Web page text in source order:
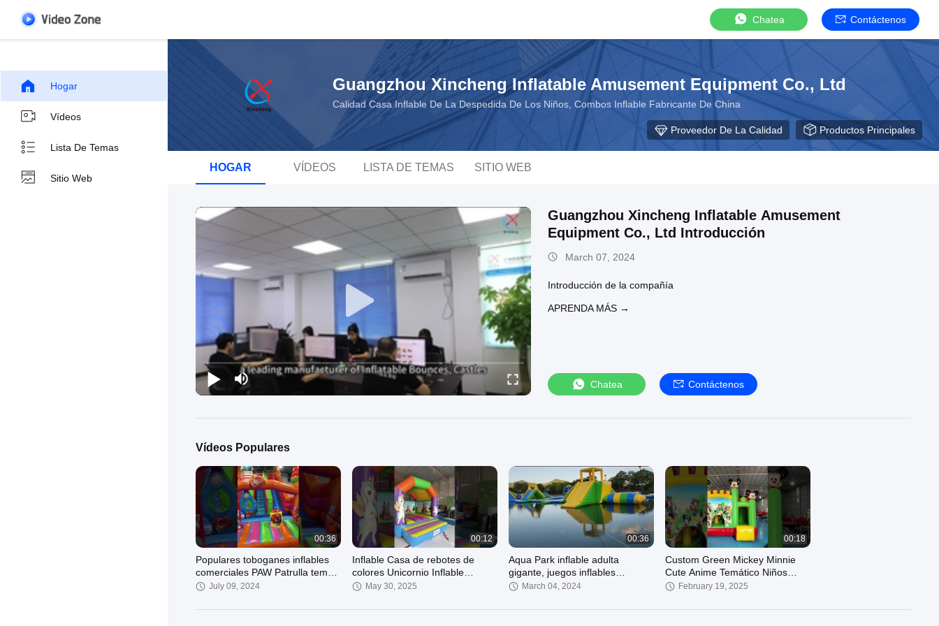
Chatea Contáctenos
Hogar
Vídeos
Lista De Temas
Sitio Web
Guangzhou Xincheng Inflatable Amusement Equipment Co., Ltd
Calidad Casa Inflable De La Despedida De Los Niños, Combos Inflable Fabricante De China
Proveedor De La Calidad Productos Principales
HOGAR VÍDEOS LISTA DE TEMAS SITIO WEB
Guangzhou Xincheng Inflatable Amusement
Equipment Co., Ltd Introducción
March 07, 2024
Introducción de la compañía
APRENDA MÁS →
Chatea Contáctenos
Vídeos Populares
00:36
Populares toboganes inflables
comerciales PAW Patrulla tema
de toboganes inflables Castillo
July 09, 2024
00:12
Inflable Casa de rebotes de
colores Unicornio Inflable
Castillo de salto
May 30, 2025
00:36
Aqua Park inflable adulta
gigante, juegos inflables
incombustibles del parque del
March 04, 2024
00:18
Custom Green Mickey Minnie
Cute Anime Temático Niños
Salto Castillo
February 19, 2025